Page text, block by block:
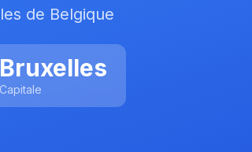
de Belgique
Bruxelles
Capitale